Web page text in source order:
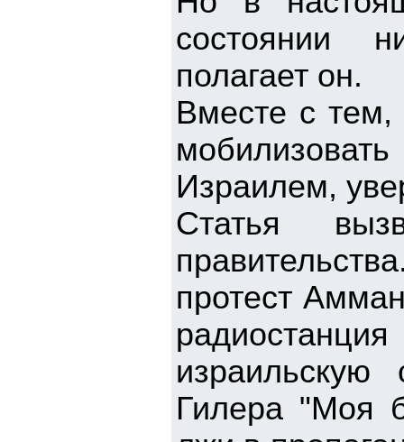
состоянии
полагает он.
Вместе с
Израилем,
Статья
протест
Гилера "Моя